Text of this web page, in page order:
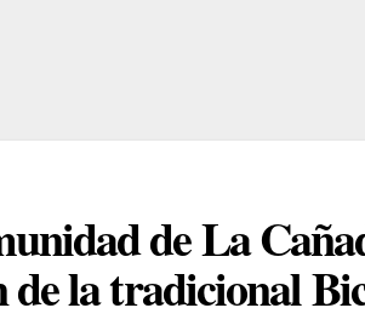
de La
de la tradicional